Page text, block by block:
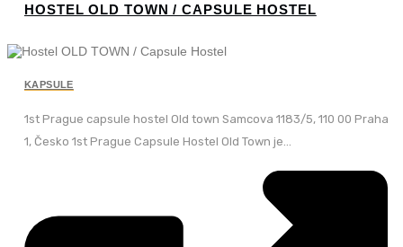
HOSTEL OLD TOWN / CAPSULE HOSTEL
KAPSULE
1st Prague capsule hostel Old town Samcova 1183/5, 110 00 Praha
1, Česko 1st Prague Capsule Hostel Old Town je...